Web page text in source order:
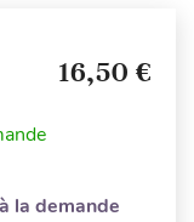
16,50 €
la demande